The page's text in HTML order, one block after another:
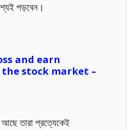
পড়বেন।
and earn
stock market –
তারা প্রত্যেকেই